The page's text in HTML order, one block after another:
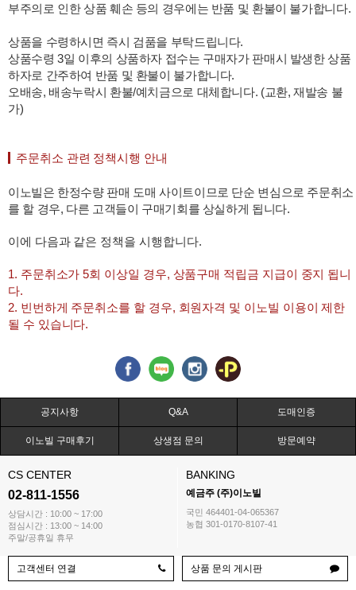
부주의로 인한 상품 훼손 등의 경우에는 반품 및 환불이 불가합니다.
상품을 수령하시면 즉시 검품을 부탁드립니다.
상품수령 3일 이후의 상품하자 접수는 구매자가 판매시 발생한 상품
하자로 간주하여 반품 및 환불이 불가합니다.
오배송, 배송누락시 환불/예치금으로 대체합니다. (교환, 재발송 불
가)
주문취소 관련 정책시행 안내
이노빌은 한정수량 판매 도매 사이트이므로 단순 변심으로 주문취소
를 할 경우, 다른 고객들이 구매기회를 상실하게 됩니다.
이에 다음과 같은 정책을 시행합니다.
1. 주문취소가 5회 이상일 경우, 상품구매 적립금 지급이 중지 됩니
다.
2. 빈번하게 주문취소를 할 경우, 회원자격 및 이노빌 이용이 제한
될 수 있습니다.
공지사항 Q&A 도매인증
이노빌 구매후기 상생점 문의 방문예약
CS CENTER
02-811-1556
상담시간 : 10:00 ~ 17:00
점심시간 : 13:00 ~ 14:00
주말/공휴일 휴무
BANKING
예금주 (주)이노빌
국민 464401-04-065367
농협 301-0170-8107-41
고객센터 연결 상품 문의 게시판